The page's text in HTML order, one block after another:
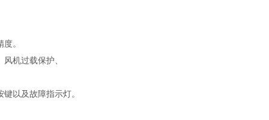
。
机过载保护、
以及故障指示灯。